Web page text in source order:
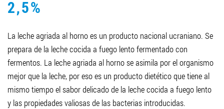
2,5%
La leche agriada al horno es un producto nacional ucraniano. Se
prepara de la leche cocida a fuego lento fermentado con
fermentos. La leche agriada al horno se asimila por el organismo
mejor que la leche, por eso es un producto dietético que tiene al
mismo tiempo el sabor delicado de la leche cocida a fuego lento
y las propiedades valiosas de las bacterias introducidas.